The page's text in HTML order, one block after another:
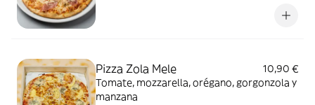
Pizza Zola Mele
10,90 €
Tomate, mozzarella, orégano, gorgonzola y
manzana